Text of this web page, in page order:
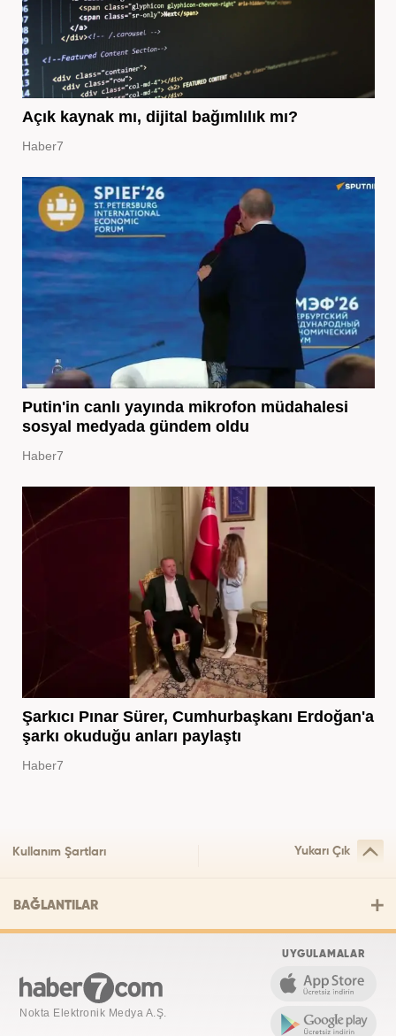
Açık kaynak mı, dijital bağımlılık mı?
Haber7
Putin'in canlı yayında mikrofon müdahalesi
sosyal medyada gündem oldu
Haber7
Şarkıcı Pınar Sürer, Cumhurbaşkanı Erdoğan'a
şarkı okuduğu anları paylaştı
Haber7
Kullanım Şartları Yukarı Çık
BAĞLANTILAR
Nokta Elektronik Medya A.Ş.
UYGULAMALAR